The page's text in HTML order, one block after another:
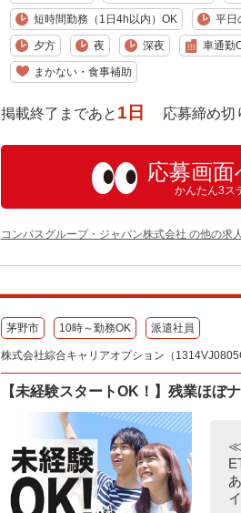
短時間勤務（1日4h以内）OK 平日
夕方 夜 深夜 車通勤
まかない・食事補助
掲載終了まであと 1日 応募締め切
応募画
かんたん3ス
コンパスグループ・ジャパン株式会社 の他の求
茅野市 10時～勤務OK 派遣社員
株式会社綜合キャリアオプション（
【未経験スタートOK！】残業ほぼ
≪